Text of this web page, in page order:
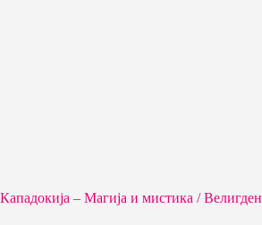
Кападокија – Магија и мистика / Велигден